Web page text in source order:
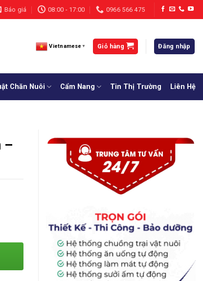
Báo giá 08:00 - 17:00 0966 566 475
Vietnamese ▼ Giỏ hàng Đăng nhập
Chăn Nuôi Cẩm Nang Tin Thị Trường Liên Hệ
–